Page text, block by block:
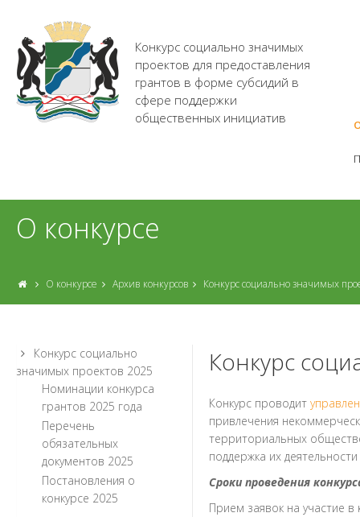
Конкурс социально значимых
проектов для предоставления
грантов в форме субсидий в
сфере поддержки
общественных инициатив
О конкурсе
О конкурсе Архив конкурсов Конкурс социально значимых
Конкурс социально
значимых проектов 2025
Номинации конкурса
грантов 2025 года
Перечень
обязательных
документов 2025
Постановления о
конкурсе 2025
Конкурс
Конкурс проводит
привлечения
территориальных
поддержка их
Сроки проведения
Прием заявок на участие в